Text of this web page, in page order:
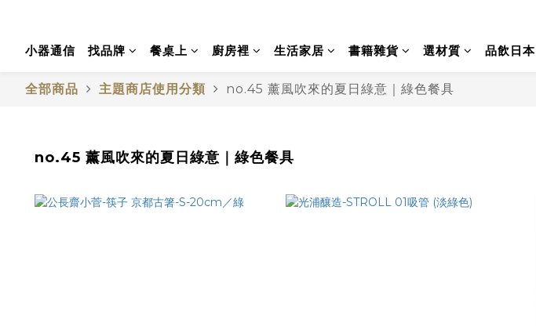
小器通信 找品牌 餐桌上 廚房裡 生活家居 書籍雜貨 選材質 品飲日本
全部商品 主題商店使用分類 no.45 薰風吹來的夏日綠意｜綠色餐具
no.45 薰風吹來的夏日綠意｜綠色餐具